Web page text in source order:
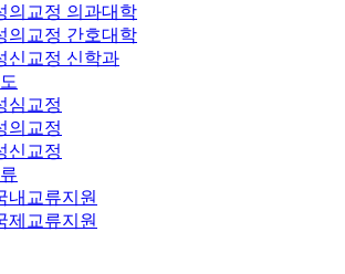
의교정 의과대학
의교정 간호대학
신교정 신학과
심교정
의교정
신교정
내교류지원
제교류지원